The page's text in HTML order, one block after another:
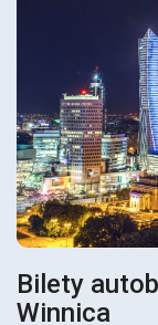
Bilety
Winnica